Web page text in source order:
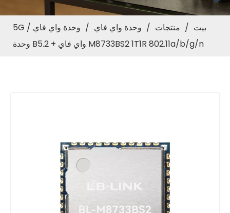
بيت / منتجات / وحدة واي فاي / وحدة واي فاي 5G /
M8733BS2 1T1R 802.11a/b/g/n واي فاي + B5.2 وحدة